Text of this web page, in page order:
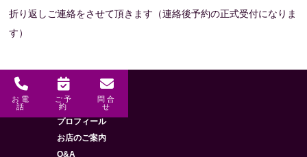
折り返しご連絡をさせて頂きます（連絡後予約の正式受付になりま
す）
お電
話
ご予
約
問合
せ
メニュー
HOME
プロフィール
お店のご案内
Q&A